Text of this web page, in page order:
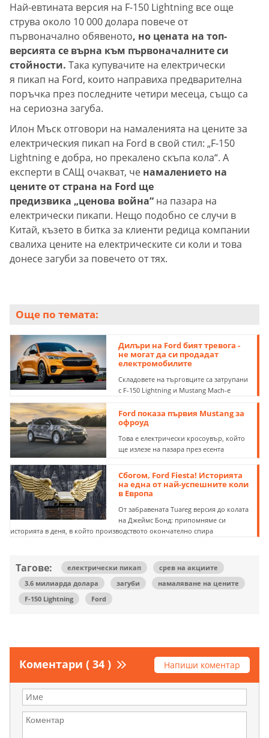
Най-евтината версия на F-150 Lightning все още
струва около 10 000 долара повече от
първоначално обявеното, но цената на топ-
версията се върна към първоначалните си
стойности. Така купувачите на електрически
я пикап на Ford, които направиха предварителна
поръчка през последните четири месеца, също са
на сериозна загуба.
Илон Мъск отговори на намаленията на цените за
електрическия пикап на Ford в свой стил: „F-150
Lightning е добра, но прекалено скъпа кола“. А
експерти в САЩ очакват, че намалението на
цените от страна на Ford ще
предизвика „ценова война“ на пазара на
електрически пикапи. Нещо подобно се случи в
Китай, къзето в битка за клиенти редица компании
свалиха цените на електрическите си коли и това
донесе загуби за повечето от тях.
Още по темата:
Дилъри на Ford бият тревога -
не могат да си продадат
електромобилите
Складовете на търговците са затрупани
с F-150 Lightning и Mustang Mach-e
Ford показа първия Mustang за
офроуд
Това е електрически кросоувър, който
ще излезе на пазара през есента
Сбогом, Ford Fiesta! Историята
на една от най-успешните коли
в Европа
От забравената Tuareg версия до колата
на Джеймс Бонд: припомняме си
историята в деня, в който производството окончателно спира
Тагове: електрически пикап
срев на акциите
3.6 милиарда долара
загуби
намаляване на цените
F-150 Lightning
Ford
Коментари ( 34 ) Напиши коментар